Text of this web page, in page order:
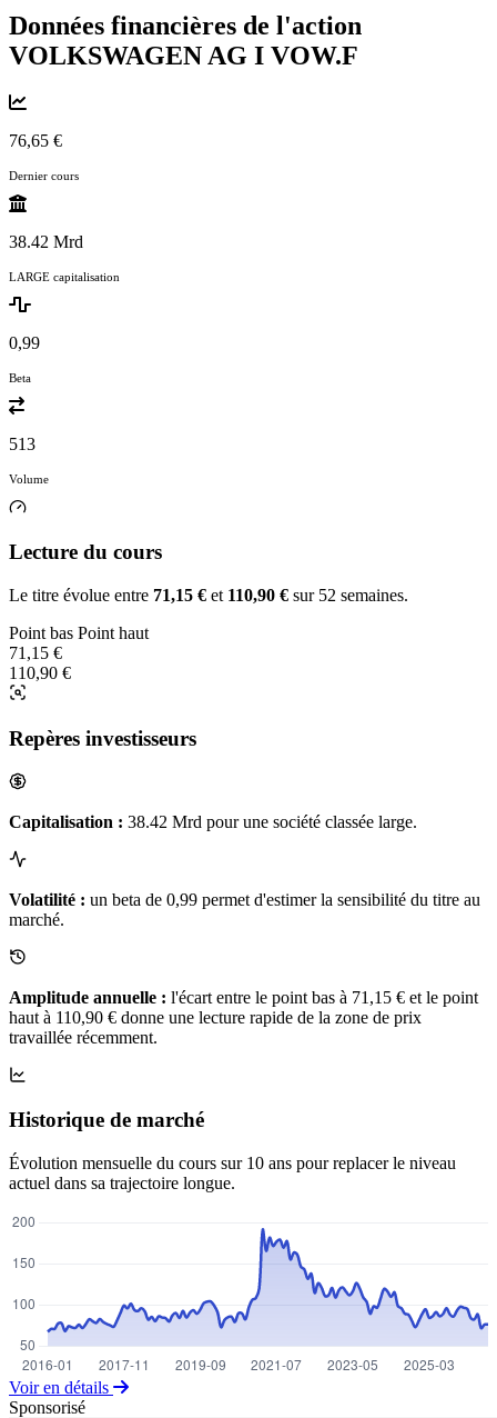
Données financières de l'action
VOLKSWAGEN AG I VOW.F
76,65 €
Dernier cours
38.42 Mrd
LARGE capitalisation
0,99
Beta
513
Volume
Lecture du cours
Le titre évolue entre 71,15 € et 110,90 € sur 52 semaines.
Point bas Point haut
71,15 €
110,90 €
Repères investisseurs
Capitalisation : 38.42 Mrd pour une société classée large.
Volatilité : un beta de 0,99 permet d'estimer la sensibilité du titre au
marché.
Amplitude annuelle : l'écart entre le point bas à 71,15 € et le point
haut à 110,90 € donne une lecture rapide de la zone de prix
travaillée récemment.
Historique de marché
Évolution mensuelle du cours sur 10 ans pour replacer le niveau
actuel dans sa trajectoire longue.
Voir en détails
Sponsorisé